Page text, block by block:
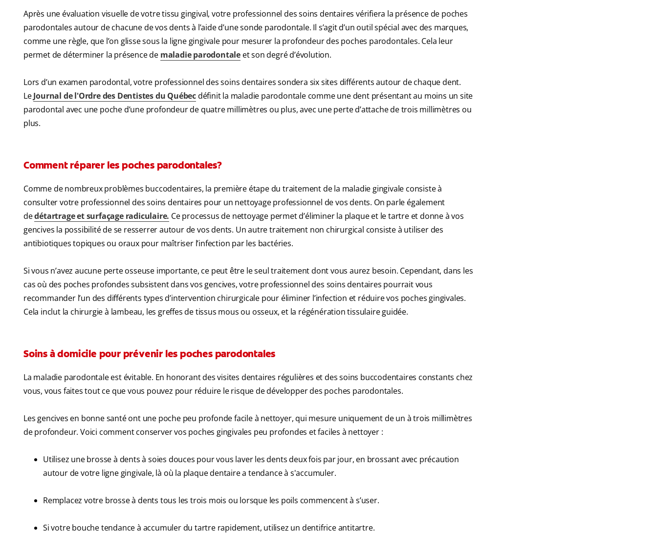
Après une évaluation visuelle de votre tissu gingival, votre professionnel des soins dentaires vérifiera la présence de poches
parodontales autour de chacune de vos dents à l’aide d’une sonde parodontale. Il s’agit d’un outil spécial avec des marques,
comme une règle, que l’on glisse sous la ligne gingivale pour mesurer la profondeur des poches parodontales. Cela leur
permet de déterminer la présence de maladie parodontale et son degré d’évolution.
Lors d’un examen parodontal, votre professionnel des soins dentaires sondera six sites différents autour de chaque dent.
LeJournal de l'Ordre des Dentistes du Québecdéfinit la maladie parodontale comme une dent présentant au moins un site
parodontal avec une poche d’une profondeur de quatre millimètres ou plus, avec une perte d’attache de trois millimètres ou
plus.
Comment réparer les poches parodontales?
Comme de nombreux problèmes buccodentaires, la première étape du traitement de la maladie gingivale consiste à
consulter votre professionnel des soins dentaires pour un nettoyage professionnel de vos dents. On parle également
dedétartrage et surfaçage radiculaire. Ce processus de nettoyage permet d’éliminer la plaque et le tartre et donne à vos
gencives la possibilité de se resserrer autour de vos dents. Un autre traitement non chirurgical consiste à utiliser des
antibiotiques topiques ou oraux pour maîtriser l’infection par les bactéries.
Si vous n’avez aucune perte osseuse importante, ce peut être le seul traitement dont vous aurez besoin. Cependant, dans les
cas où des poches profondes subsistent dans vos gencives, votre professionnel des soins dentaires pourrait vous
recommander l’un des différents types d’intervention chirurgicale pour éliminer l’infection et réduire vos poches gingivales.
Cela inclut la chirurgie à lambeau, les greffes de tissus mous ou osseux, et la régénération tissulaire guidée.
Soins à domicile pour prévenir les poches parodontales
La maladie parodontale est évitable. En honorant des visites dentaires régulières et des soins buccodentaires constants chez
vous, vous faites tout ce que vous pouvez pour réduire le risque de développer des poches parodontales.
Les gencives en bonne santé ont une poche peu profonde facile à nettoyer, qui mesure uniquement de un à trois millimètres
de profondeur. Voici comment conserver vos poches gingivales peu profondes et faciles à nettoyer :
Utilisez une brosse à dents à soies douces pour vous laver les dents deux fois par jour, en brossant avec précaution
autour de votre ligne gingivale, là où la plaque dentaire a tendance à s'accumuler.
Remplacez votre brosse à dents tous les trois mois ou lorsque les poils commencent à s’user.
Si votre bouche tendance à accumuler du tartre rapidement, utilisez un dentifrice antitartre.